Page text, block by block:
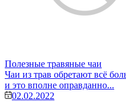
Полезные травяные чаи
Чаи из трав обретают всё
и это вполне оправданно...
02.02.2022